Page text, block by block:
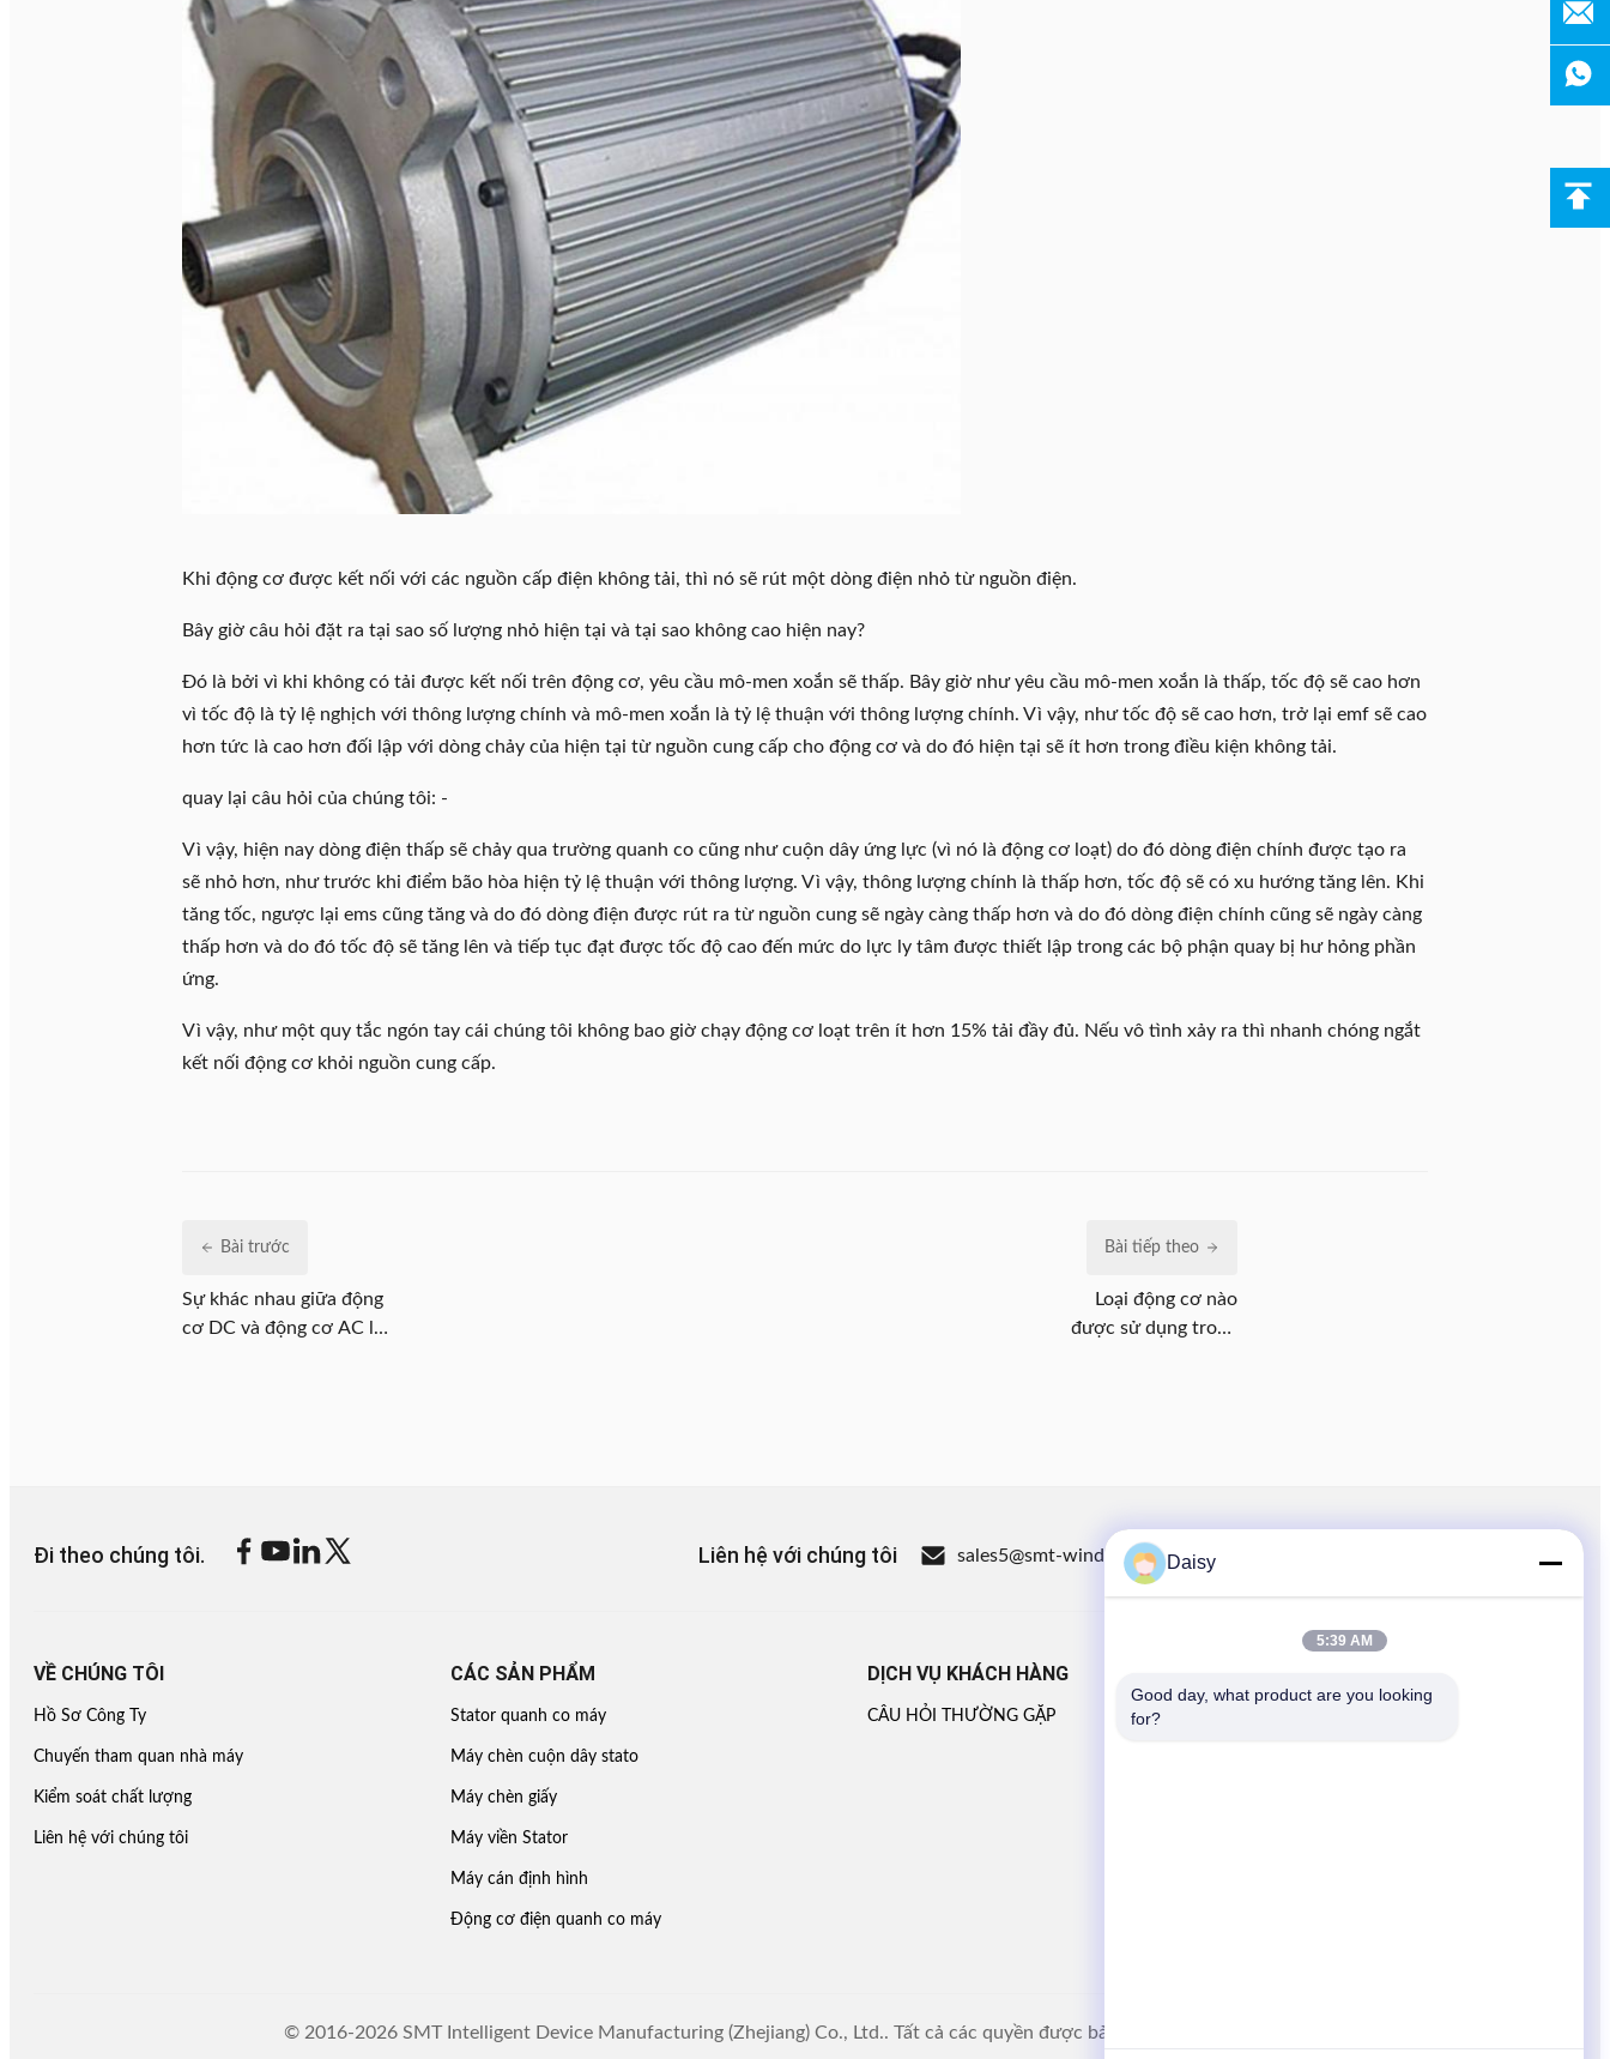
Khi động cơ được kết nối với các nguồn cấp điện không tải, thì nó sẽ rút một dòng điện nhỏ từ nguồn điện.
Bây giờ câu hỏi đặt ra tại sao số lượng nhỏ hiện tại và tại sao không cao hiện nay?
Đó là bởi vì khi không có tải được kết nối trên động cơ, yêu cầu mô-men xoắn sẽ thấp. Bây giờ như yêu cầu mô-men xoắn là thấp, tốc độ sẽ cao hơn
vì tốc độ là tỷ lệ nghịch với thông lượng chính và mô-men xoắn là tỷ lệ thuận với thông lượng chính. Vì vậy, như tốc độ sẽ cao hơn, trở lại emf sẽ cao
hơn tức là cao hơn đối lập với dòng chảy của hiện tại từ nguồn cung cấp cho động cơ và do đó hiện tại sẽ ít hơn trong điều kiện không tải.
quay lại câu hỏi của chúng tôi: -
Vì vậy, hiện nay dòng điện thấp sẽ chảy qua trường quanh co cũng như cuộn dây ứng lực (vì nó là động cơ loạt) do đó dòng điện chính được tạo ra
sẽ nhỏ hơn, như trước khi điểm bão hòa hiện tỷ lệ thuận với thông lượng. Vì vậy, thông lượng chính là thấp hơn, tốc độ sẽ có xu hướng tăng lên. Khi
tăng tốc, ngược lại ems cũng tăng và do đó dòng điện được rút ra từ nguồn cung sẽ ngày càng thấp hơn và do đó dòng điện chính cũng sẽ ngày càng
thấp hơn và do đó tốc độ sẽ tăng lên và tiếp tục đạt được tốc độ cao đến mức do lực ly tâm được thiết lập trong các bộ phận quay bị hư hỏng phần
ứng.
Vì vậy, như một quy tắc ngón tay cái chúng tôi không bao giờ chạy động cơ loạt trên ít hơn 15% tải đầy đủ. Nếu vô tình xảy ra thì nhanh chóng ngắt
kết nối động cơ khỏi nguồn cung cấp.
Bài trước
Sự khác nhau giữa động
cơ DC và động cơ AC là
Bài tiếp theo
Loại động cơ nào
được sử dụng trong
Đi theo chúng tôi. Liên hệ với chúng tôi sales5@smt-winding.com 8613914006446
VỀ CHÚNG TÔI
Hồ Sơ Công Ty
Chuyến tham quan nhà máy
Kiểm soát chất lượng
Liên hệ với chúng tôi
CÁC SẢN PHẨM
Stator quanh co máy
Máy chèn cuộn dây stato
Máy chèn giấy
Máy viền Stator
Máy cán định hình
Động cơ điện quanh co máy
DỊCH VỤ KHÁCH HÀNG
CÂU HỎI THƯỜNG GẶP
© 2016-2026 SMT Intelligent Device Manufacturing (Zhejiang) Co., Ltd.. Tất cả các quyền được bảo lưu.
Daisy
5:39 AM
Good day, what product are you looking
for?